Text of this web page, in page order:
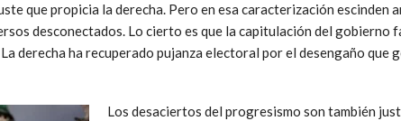
que propicia la derecha. Pero en esa caracterización escinden
desconectados. Lo cierto es que la capitulación del gobierno
derecha ha recuperado pujanza electoral por el desengaño que
Los desaciertos del progresismo son también